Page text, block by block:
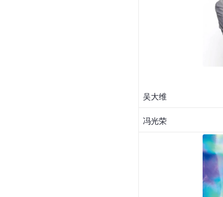
吴大维
冯光荣